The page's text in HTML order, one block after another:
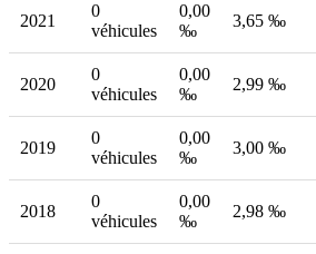
2021
0
véhicules
0,00
‰
3,65 ‰
2020
0
véhicules
0,00
‰
2,99 ‰
2019
0
véhicules
0,00
‰
3,00 ‰
2018
0
véhicules
0,00
‰
2,98 ‰